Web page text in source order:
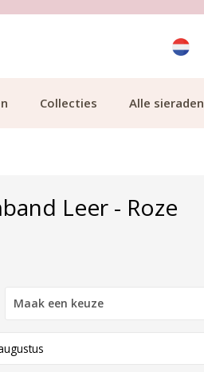
Collecties Alle sieraden
Leer - Roze
Maak een keuze